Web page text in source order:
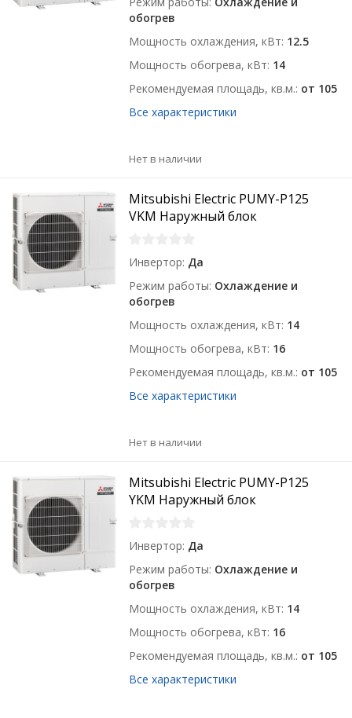
обогрев
Мощность охлаждения, кВт 12.5
Мощность обогрева, кВт 14
Рекомендуемая площадь, кв.м. от 105
Все характеристики
Нет в наличии
Mitsubishi Electric PUMY-P125
VKM Наружный блок
Инвертор Да
Режим работы Охлаждение и
обогрев
Мощность охлаждения, кВт 14
Мощность обогрева, кВт 16
Рекомендуемая площадь, кв.м. от 105
Все характеристики
Нет в наличии
Mitsubishi Electric PUMY-P125
YKM Наружный блок
Инвертор Да
Режим работы Охлаждение и
обогрев
Мощность охлаждения, кВт 14
Мощность обогрева, кВт 16
Рекомендуемая площадь, кв.м. от 105
Все характеристики